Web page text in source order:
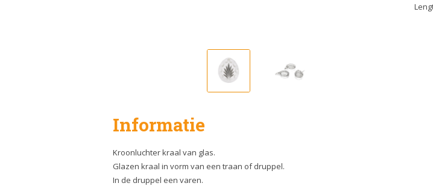
Informatie
Kroonluchter kraal van glas.
Glazen kraal in vorm van een traan of druppel.
In de druppel een varen.